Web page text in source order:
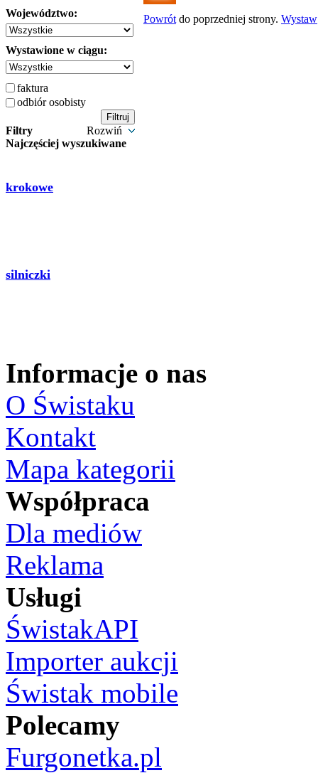
Województwo:
Wystawione w ciągu:
faktura
odbiór osobisty
Filtry
Rozwiń
Najczęściej wyszukiwane
krokowe
silniczki
Powrót do poprzedniej strony. Wystaw
Informacje o nas
O Świstaku
Kontakt
Mapa kategorii
Współpraca
Dla mediów
Reklama
Usługi
ŚwistakAPI
Importer aukcji
Świstak mobile
Polecamy
Furgonetka.pl